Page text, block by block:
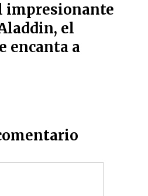
impresionante
el
encanta a